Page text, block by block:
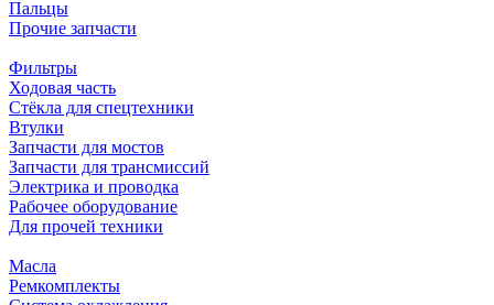
Пальцы
Прочие запчасти
Фильтры
Ходовая часть
Стёкла для спецтехники
Втулки
Запчасти для мостов
Запчасти для трансмиссий
Электрика и проводка
Рабочее оборудование
Для прочей техники
Масла
Ремкомплекты